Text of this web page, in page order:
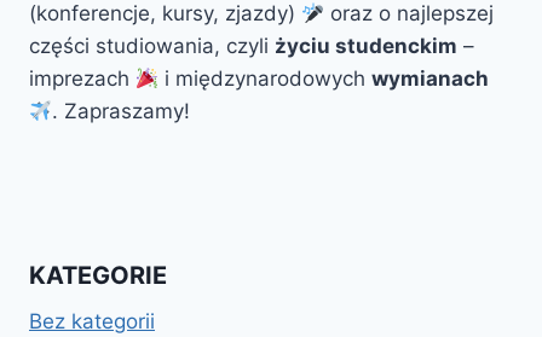
(konferencje, kursy, zjazdy)
oraz o najlepszej
części studiowania, czyli życiu studenckim –
imprezach
i międzynarodowychwymianach
. Zapraszamy!
KATEGORIE
Bez kategorii